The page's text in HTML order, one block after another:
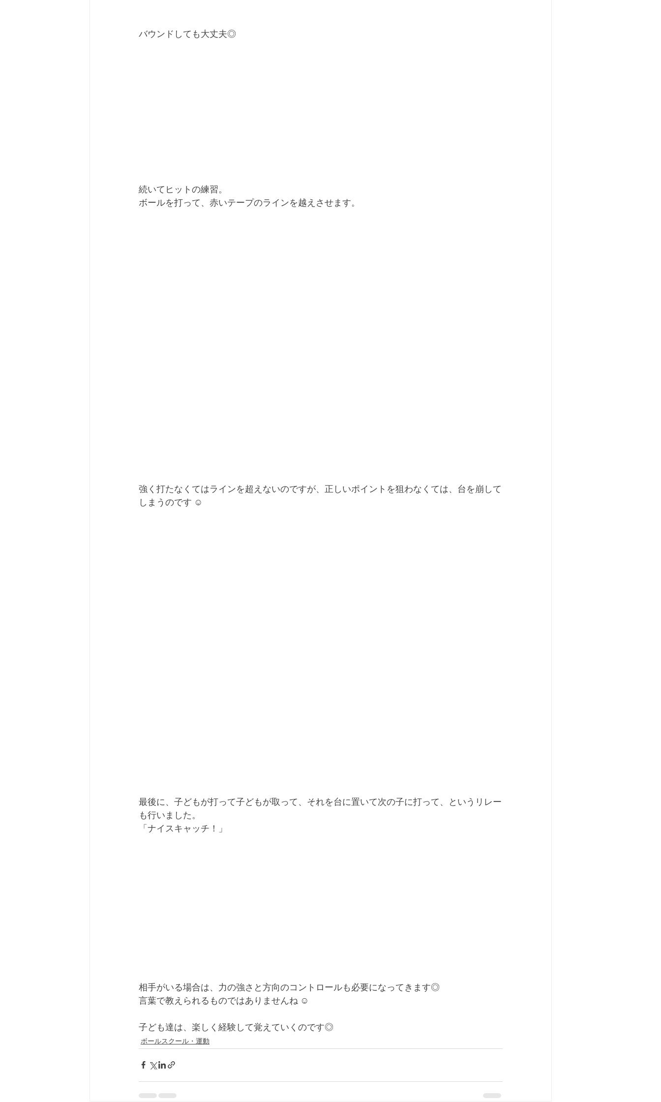
バウンドしても大丈夫◎
続いてヒットの練習。
ボールを打って、赤いテープのラインを越えさせます。
強く打たなくてはラインを超えないのですが、正しいポイントを狙わなくては、台を崩して
しまうのです ☺︎
最後に、子どもが打って子どもが取って、それを台に置いて次の子に打って、というリレー
も行いました。
「ナイスキャッチ！」
相手がいる場合は、力の強さと方向のコントロールも必要になってきます◎
言葉で教えられるものではありませんね ☺︎
子ども達は、楽しく経験して覚えていくのです◎
ボールスクール・運動